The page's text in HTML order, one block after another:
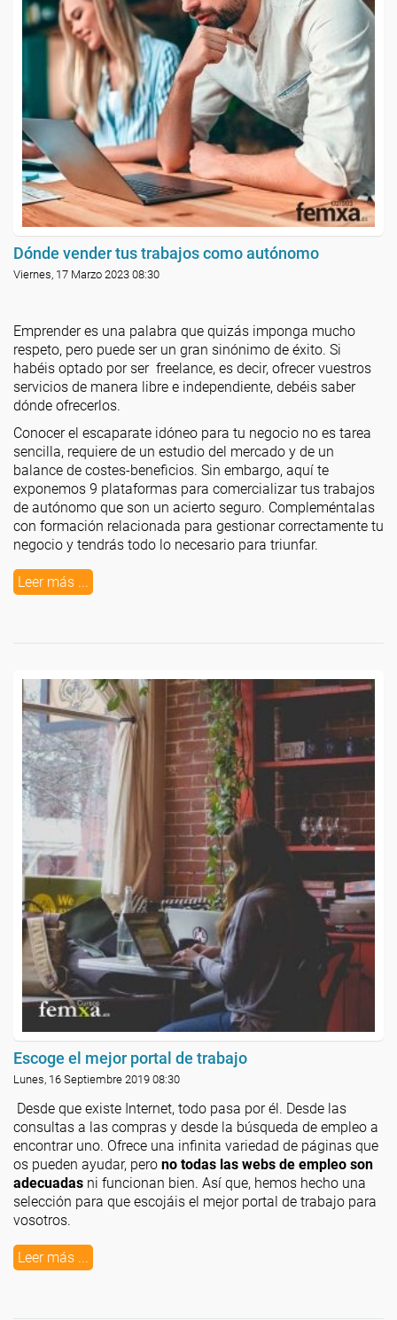
Dónde vender tus trabajos como autónomo
Viernes, 17 Marzo 2023 08:30
Emprender es una palabra que quizás imponga mucho
respeto, pero puede ser un gran sinónimo de éxito. Si
habéis optado por ser freelance, es decir, ofrecer vuestros
servicios de manera libre e independiente, debéis saber
dónde ofrecerlos.
Conocer el escaparate idóneo para tu negocio no es tarea
sencilla, requiere de un estudio del mercado y de un
balance de costes-beneficios. Sin embargo, aquí te
exponemos 9 plataformas para comercializar tus trabajos
de autónomo que son un acierto seguro. Compleméntalas
con formación relacionada para gestionar correctamente tu
negocio y tendrás todo lo necesario para triunfar.
Leer más ...
Escoge el mejor portal de trabajo
Lunes, 16 Septiembre 2019 08:30
Desde que existe Internet, todo pasa por él. Desde las
consultas a las compras y desde la búsqueda de empleo a
encontrar uno. Ofrece una infinita variedad de páginas que
os pueden ayudar, pero no todas las webs de empleo son
adecuadas ni funcionan bien. Así que, hemos hecho una
selección para que escojáis el mejor portal de trabajo para
vosotros.
Leer más ...